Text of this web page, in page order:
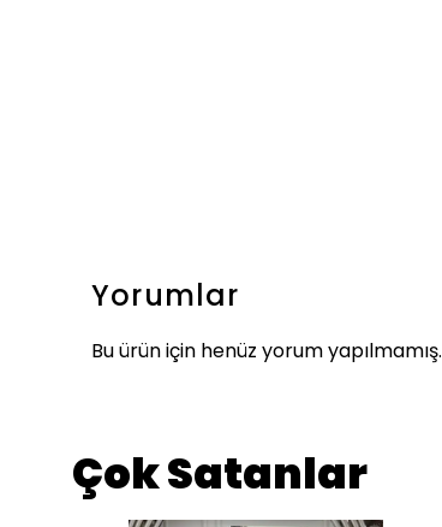
Yorumlar
Bu ürün için henüz yorum yapılmamış.
Çok Satanlar